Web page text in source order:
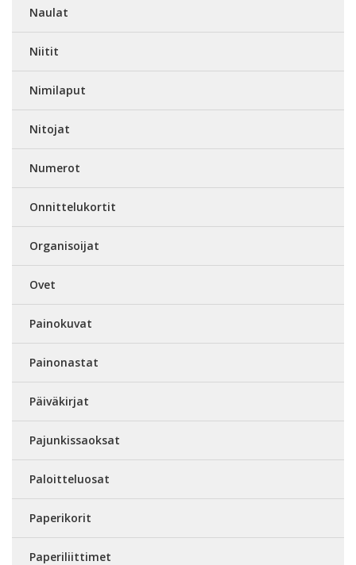
Naulat
Niitit
Nimilaput
Nitojat
Numerot
Onnittelukortit
Organisoijat
Ovet
Painokuvat
Painonastat
Päiväkirjat
Pajunkissaoksat
Paloitteluosat
Paperikorit
Paperiliittimet